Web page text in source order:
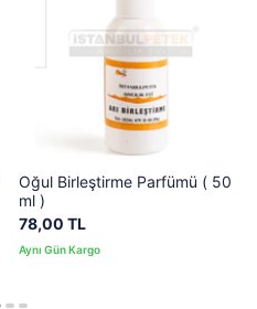
Oğul Birleştirme Parfümü ( 50
ml )
78,00 TL